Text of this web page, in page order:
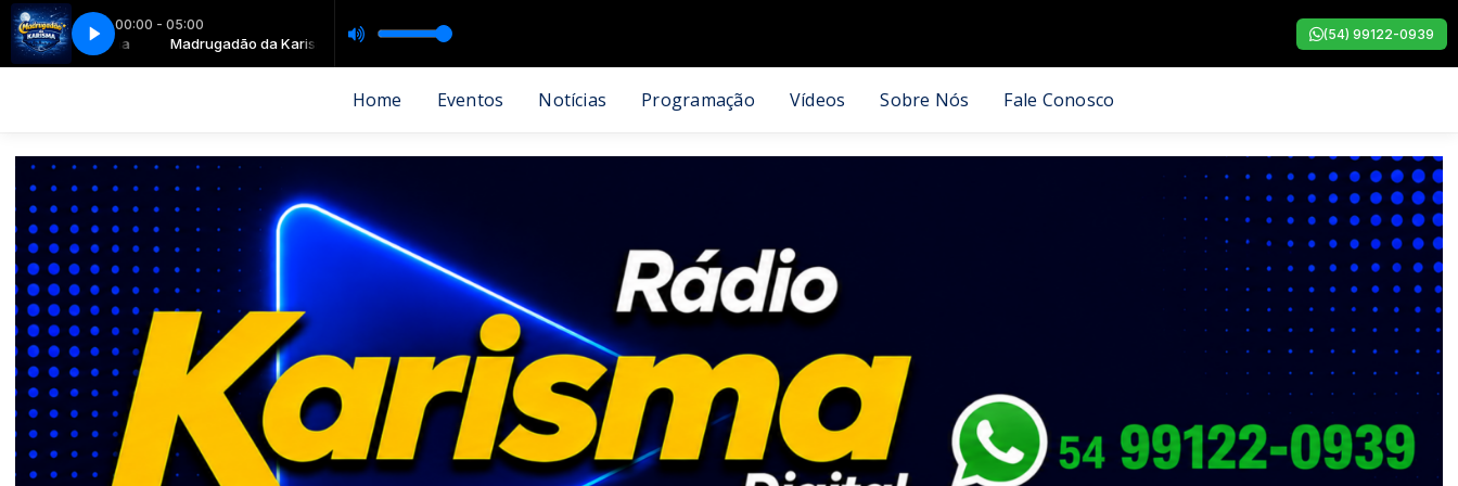
00:00 - 05:00
da Karisma Madrugadão da Karisma
- MENINA BONITA MUSICAL DALLAS - MENINA BONITA
(54) 99122-0939
Home Eventos Notícias Programação Vídeos Sobre Nós Fale Conosco